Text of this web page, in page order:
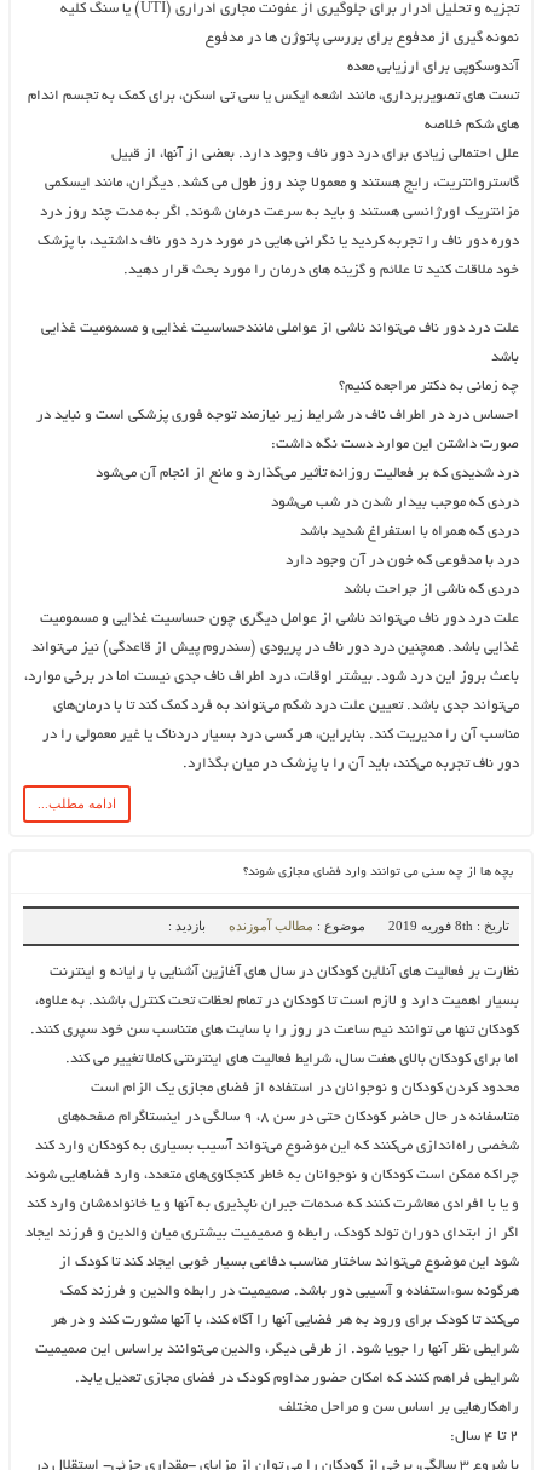
تجزیه و تحلیل ادرار برای جلوگیری از عفونت مجاری ادراری (UTI) یا سنگ کلیه
نمونه گیری از مدفوع برای بررسی پاتوژن ها در مدفوع
آندوسکوپی برای ارزیابی معده
تست های تصویربرداری، مانند اشعه ایکس یا سی تی اسکن، برای کمک به تجسم اندام
های شکم خلاصه
علل احتمالی زیادی برای درد دور ناف وجود دارد. بعضی از آنها، از قبیل
گاستروانتریت، رایج هستند و معمولا چند روز طول می کشد. دیگران، مانند ایسکمی
مزانتریک اورژانسی هستند و باید به سرعت درمان شوند. اگر به مدت چند روز درد
دوره دور ناف را تجربه کردید یا نگرانی هایی در مورد درد دور ناف داشتید، با پزشک
خود ملاقات کنید تا علائم و گزینه های درمان را مورد بحث قرار دهید.
علت درد دور ناف می‌تواند ناشی از عواملی مانندحساسیت غذایی و مسمومیت غذایی
باشد
چه زمانی به دکتر مراجعه کنیم؟
احساس درد در اطراف ناف در شرایط زیر نیازمند توجه فوری پزشکی است و نباید در
صورت داشتن این موارد دست نگه داشت:
درد شدیدی که بر فعالیت روزانه تأثیر می‌گذارد و مانع از انجام آن می‌شود
دردی که موجب بیدار شدن در شب می‌شود
دردی که همراه با استفراغ شدید باشد
درد با مدفوعی که خون در آن وجود دارد
دردی که ناشی از جراحت باشد
علت درد دور ناف می‌تواند ناشی از عوامل دیگری چون حساسیت غذایی و مسمومیت
غذایی باشد. همچنین درد دور ناف در پریودی (سندروم پیش از قاعدگی) نیز می‌تواند
باعث بروز این درد شود. بیشتر اوقات، درد اطراف ناف جدی نیست اما در برخی موارد،
می‌تواند جدی باشد. تعیین علت درد شکم می‌تواند به فرد کمک کند تا با درمان‌های
مناسب آن را مدیریت کند. بنابراین، هر کسی درد بسیار دردناک یا غیر معمولی را در
دور ناف تجربه می‌کند، باید آن را با پزشک در میان بگذارد.
ادامه مطلب...
بچه ها از چه سنی می توانند وارد فضای مجازی شوند؟
تاریخ : 8th فوریه 2019 موضوع : مطالب آموزنده بازدید :
نظارت بر فعالیت های آنلاین کودکان در سال های آغازین آشنایی با رایانه و اینترنت
بسیار اهمیت دارد و لازم است تا کودکان در تمام لحظات تحت کنترل باشند. به علاوه،
کودکان تنها می توانند نیم ساعت در روز را با سایت های متناسب سن خود سپری کنند.
اما برای کودکان بالای هفت سال، شرایط فعالیت های اینترنتی کاملا تغییر می کند.
محدود کردن کودکان و نوجوانان در استفاده از فضای مجازی یک الزام است
متاسفانه در حال حاضر کودکان حتی در سن ۸، ۹ سالگی در اینستاگرام صفحه‌های
شخصی راه‌اندازی می‌کنند که این موضوع می‌تواند آسیب بسیاری به کودکان وارد کند
چراکه ممکن است کودکان و نوجوانان به خاطر کنجکاوی‌های متعدد،‌ وارد فضاهایی شوند
و یا با افرادی معاشرت کنند که صدمات جبران ناپذیری به آنها و یا خانواده‌شان وارد کند
اگر از ابتدای دوران تولد کودک، رابطه و صمیمیت بیشتری میان والدین و فرزند ایجاد
شود این موضوع می‌تواند ساختار مناسب دفاعی بسیار خوبی ایجاد کند تا کودک از
هرگونه سوءاستفاده و آسیبی دور باشد. صمیمیت در رابطه والدین و فرزند کمک
می‌کند تا کودک برای ورود به هر فضایی آنها را آگاه کند، با آنها مشورت کند و در هر
شرایطی نظر آنها را جویا شود. از طرفی دیگر، والدین می‌توانند براساس این صمیمیت
شرایطی فراهم کنند که امکان حضور مداوم کودک در فضای مجازی تعدیل یابد.
راهکارهایی بر اساس سن و مراحل مختلف
۲ تا ۴ سال:
با شروع ۳ سالگی، برخی از کودکان را می توان از مزایای -مقداری جزئی- استقلال در